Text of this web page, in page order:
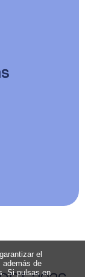
el
además de
Si pulsas en